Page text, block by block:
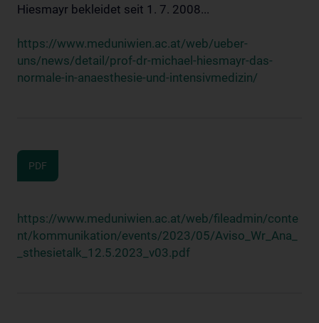
Hiesmayr bekleidet seit 1. 7. 2008...
https://www.meduniwien.ac.at/web/ueber-
uns/news/detail/prof-dr-michael-hiesmayr-das-
normale-in-anaesthesie-und-intensivmedizin/
PDF
https://www.meduniwien.ac.at/web/fileadmin/conte
nt/kommunikation/events/2023/05/Aviso_Wr_Ana_
_sthesietalk_12.5.2023_v03.pdf